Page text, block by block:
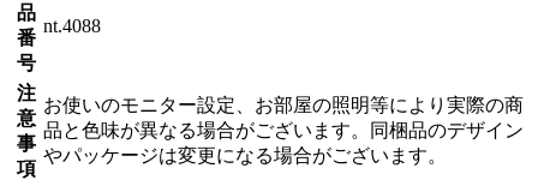
品
番
号
nt.4088
注
意
事
項
お使いのモニター設定、お部屋の照明等により実際の商
品と色味が異なる場合がございます。同梱品のデザイン
やパッケージは変更になる場合がございます。